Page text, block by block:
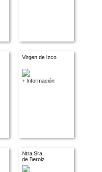
Virgen de Izco
+ Información
Ntra Sra.
de Beroiz